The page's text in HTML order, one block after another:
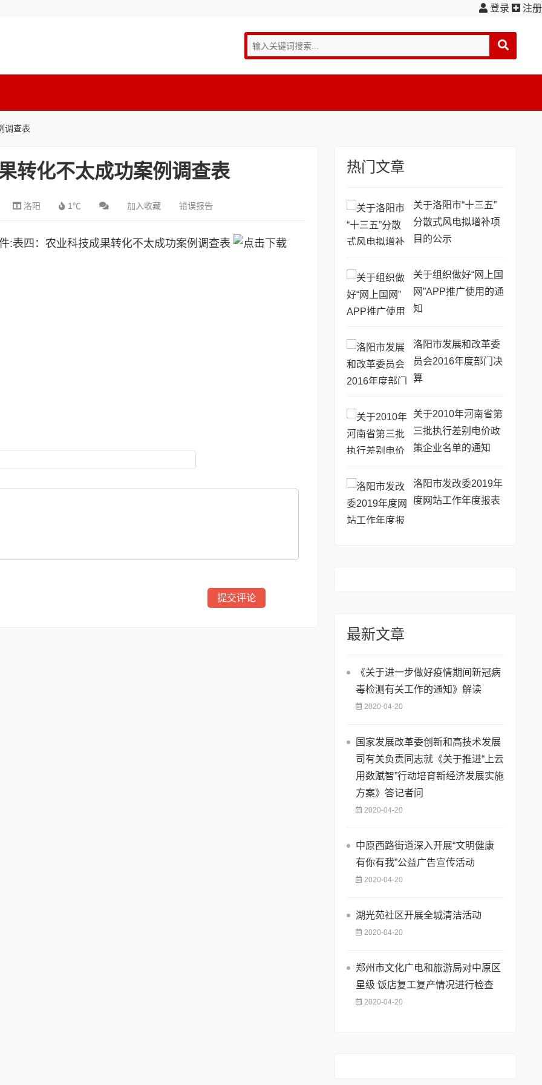
登录 注册
调查表
转化不太成功案例调查表
洛阳 1℃ 加入收藏 错误报告
:表四：农业科技成果转化不太成功案例调查表
热门文章
关于洛阳市“十三五”
分散式风电拟增补项
目的公示
关于组织做好“网上国
网”APP推广使用的通
知
洛阳市发展和改革委
员会2016年度部门决
算
关于2010年河南省第
三批执行差别电价政
策企业名单的通知
洛阳市发改委2019年
度网站工作年度报表
最新文章
《关于进一步做好疫情期间新冠病
毒检测有关工作的通知》解读
2020-04-20
国家发展改革委创新和高技术发展
司有关负责同志就《关于推进“上云
用数赋智”行动培育新经济发展实施
方案》答记者问
2020-04-20
中原西路街道深入开展“文明健康
有你有我”公益广告宣传活动
2020-04-20
湖光苑社区开展全城清洁活动
2020-04-20
郑州市文化广电和旅游局对中原区
星级 饭店复工复产情况进行检查
2020-04-20